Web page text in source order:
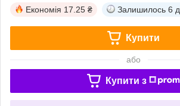
Економія 17.25 ₴ Залишилось 6
Купити
або
Купити з